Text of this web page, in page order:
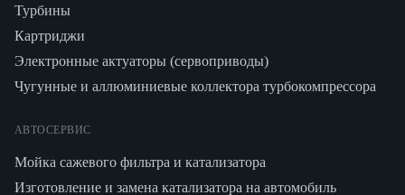
Турбины
Картриджи
Электронные актуаторы (сервоприводы)
Чугунные и аллюминиевые коллектора турбокомпрессора
АВТОСЕРВИС
Мойка сажевого фильтра и катализатора
Изготовление и замена катализатора на автомобиль